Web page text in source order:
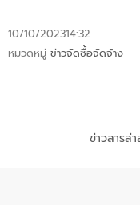
10/10/202314:32
หมวดหมู่ ข่าวจัดซื้อจัดจ้าง
ข่าวสารล่